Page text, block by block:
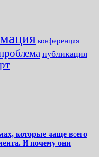
конференция
публикация
которые чаще всего
И почему они